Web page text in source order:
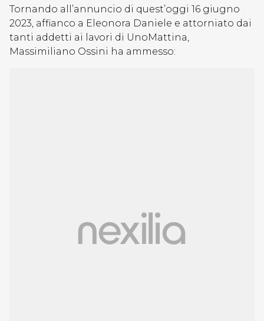
Tornando all’annuncio di quest’oggi 16 giugno
2023, affianco a Eleonora Daniele e attorniato dai
tanti addetti ai lavori di UnoMattina,
Massimiliano Ossini ha ammesso: